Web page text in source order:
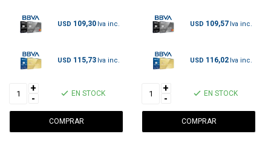
USD 109,30
USD 115,73
+
-
EN STOCK
USD 109,57
USD 116,02
+
-
EN STOCK